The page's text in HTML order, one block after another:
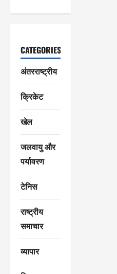
CATEGORIES
अंतरराष्ट्रीय
क्रिकेट
खेल
जलवायु और
पर्यावरण
टेनिस
राष्ट्रीय
समाचार
व्यापार